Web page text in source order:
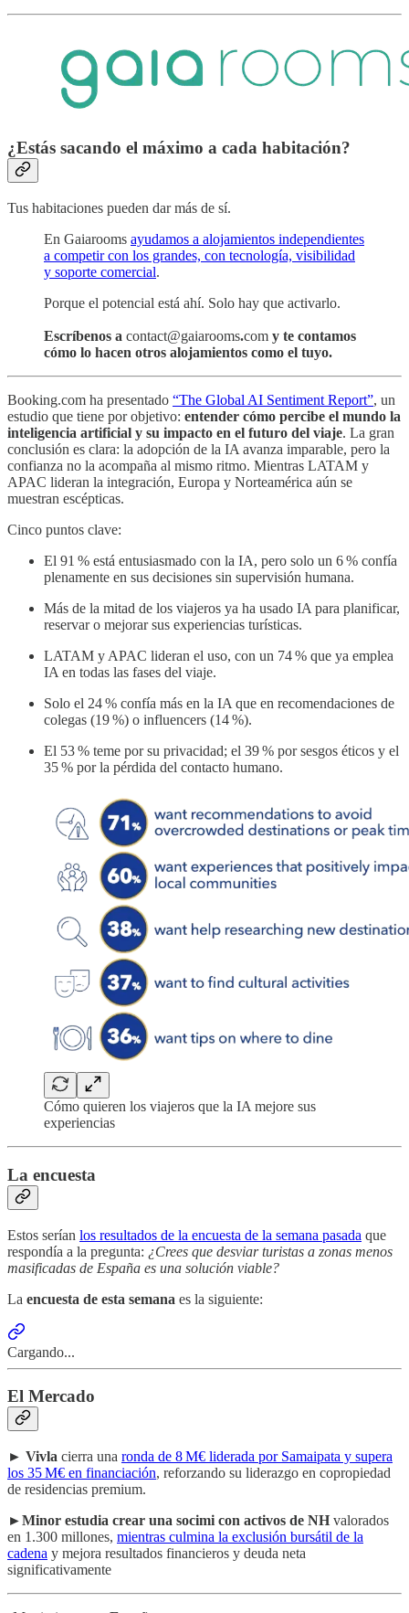
¿Estás sacando el máximo a cada habitación?
Tus habitaciones pueden dar más de sí.
En Gaiarooms ayudamos a alojamientos independientes
a competir con los grandes, con tecnología, visibilidad
y soporte comercial.
Porque el potencial está ahí. Solo hay que activarlo.
Escríbenos a contact@gaiarooms.com y te contamos
cómo lo hacen otros alojamientos como el tuyo.
Booking.com ha presentado “The Global AI Sentiment Report”, un
estudio que tiene por objetivo: entender cómo percibe el mundo la
inteligencia artificial y su impacto en el futuro del viaje. La gran
conclusión es clara: la adopción de la IA avanza imparable, pero la
confianza no la acompaña al mismo ritmo. Mientras LATAM y
APAC lideran la integración, Europa y Norteamérica aún se
muestran escépticas.
Cinco puntos clave:
El 91 % está entusiasmado con la IA, pero solo un 6 % confía
plenamente en sus decisiones sin supervisión humana.
Más de la mitad de los viajeros ya ha usado IA para planificar,
reservar o mejorar sus experiencias turísticas.
LATAM y APAC lideran el uso, con un 74 % que ya emplea
IA en todas las fases del viaje.
Solo el 24 % confía más en la IA que en recomendaciones de
colegas (19 %) o influencers (14 %).
El 53 % teme por su privacidad; el 39 % por sesgos éticos y el
35 % por la pérdida del contacto humano.
Cómo quieren los viajeros que la IA mejore sus
experiencias
La encuesta
Estos serían los resultados de la encuesta de la semana pasada que
respondía a la pregunta: ¿Crees que desviar turistas a zonas menos
masificadas de España es una solución viable?
La encuesta de esta semana es la siguiente:
Cargando...
El Mercado
► Vivla cierra una ronda de 8 M€ liderada por Samaipata y supera
los 35 M€ en financiación, reforzando su liderazgo en copropiedad
de residencias premium.
►Minor estudia crear una socimi con activos de NH valorados
en 1.300 millones, mientras culmina la exclusión bursátil de la
cadena y mejora resultados financieros y deuda neta
significativamente